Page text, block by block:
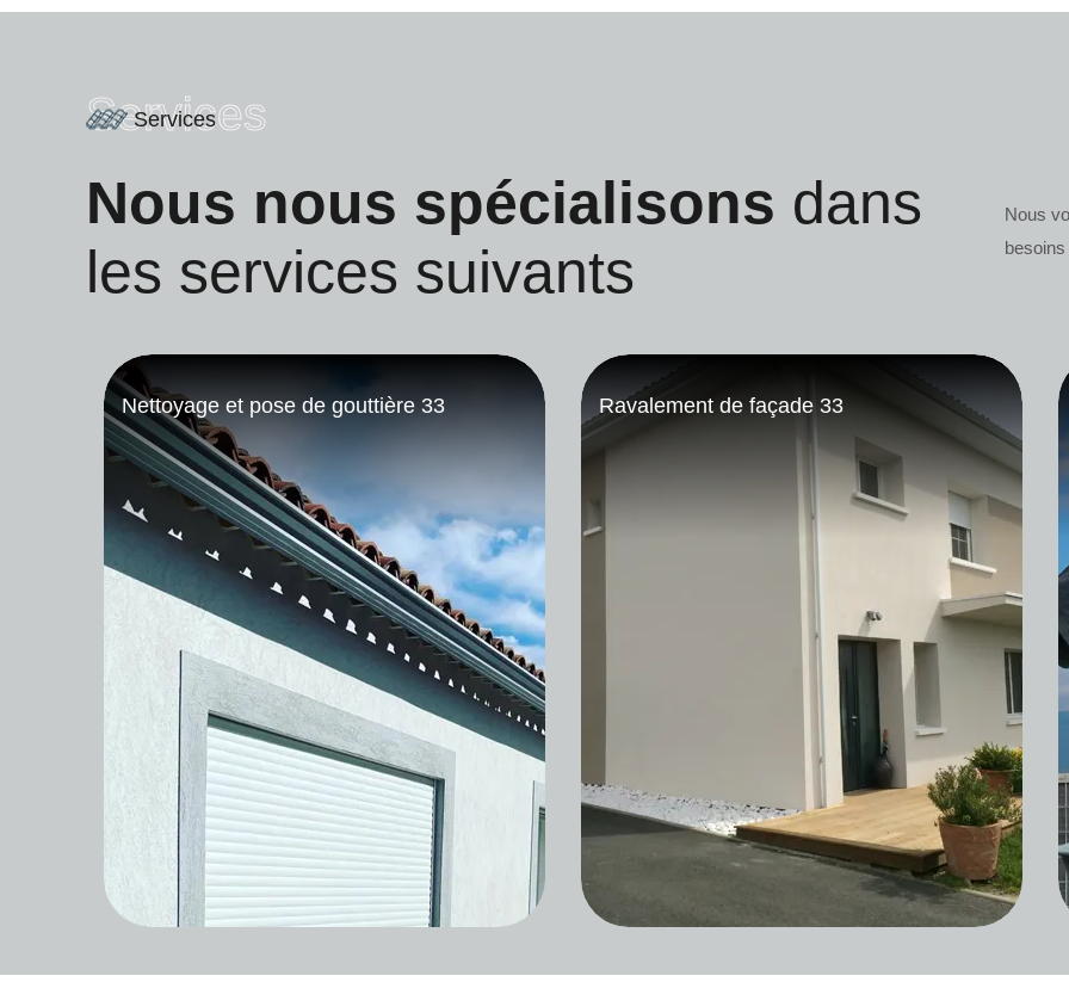
Services
Services
Nous nous spécialisons dans
les services suivants
Nous
Ravalement de façade 33 Ramonage 33